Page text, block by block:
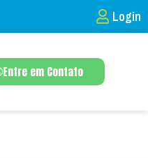
Login
Entre em Contato